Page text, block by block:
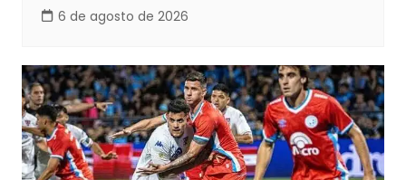
6 de agosto de 2026